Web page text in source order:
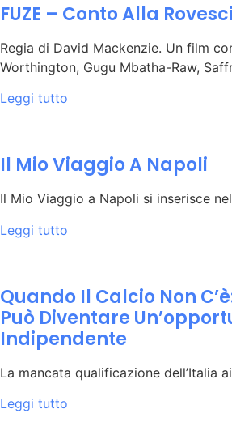
FUZE – Conto Alla
Regia di David Mackenzie. Un film
Worthington, Gugu Mbatha-Raw,
Leggi tutto
Il Mio Viaggio A Napoli
Il Mio Viaggio a Napoli si inserisce
Leggi tutto
Quando Il Calcio Non
Può Diventare
Indipendente
La mancata qualificazione dell’Italia
Leggi tutto